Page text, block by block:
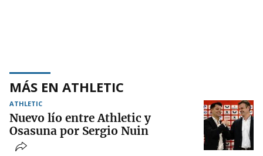
MÁS EN ATHLETIC
ATHLETIC
Nuevo lío entre Athletic y
Osasuna por Sergio Nuin